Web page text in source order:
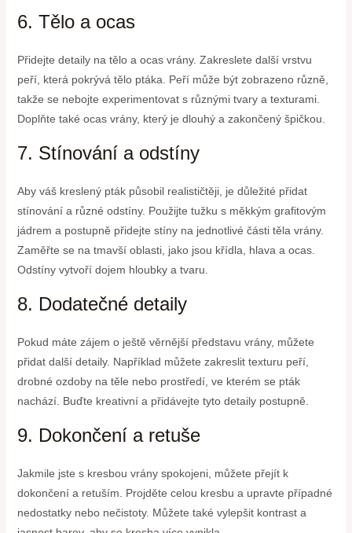
6. Tělo a ocas
Přidejte detaily na tělo a ocas vrány. Zakreslete další vrstvu
peří, která pokrývá tělo ptáka. Peří může být zobrazeno různě,
takže se nebojte experimentovat s různými tvary a texturami.
Doplňte také ocas vrány, který je dlouhý a zakončený špičkou.
7. Stínování a odstíny
Aby váš kreslený pták působil realističtěji, je důležité přidat
stínování a různé odstíny. Použijte tužku s měkkým grafitovým
jádrem a postupně přidejte stíny na jednotlivé části těla vrány.
Zaměřte se na tmavší oblasti, jako jsou křídla, hlava a ocas.
Odstíny vytvoří dojem hloubky a tvaru.
8. Dodatečné detaily
Pokud máte zájem o ještě věrnější představu vrány, můžete
přidat další detaily. Například můžete zakreslit texturu peří,
drobné ozdoby na těle nebo prostředí, ve kterém se pták
nachází. Buďte kreativní a přidávejte tyto detaily postupně.
9. Dokončení a retuše
Jakmile jste s kresbou vrány spokojeni, můžete přejít k
dokončení a retuším. Projděte celou kresbu a upravte případné
nedostatky nebo nečistoty. Můžete také vylepšit kontrast a